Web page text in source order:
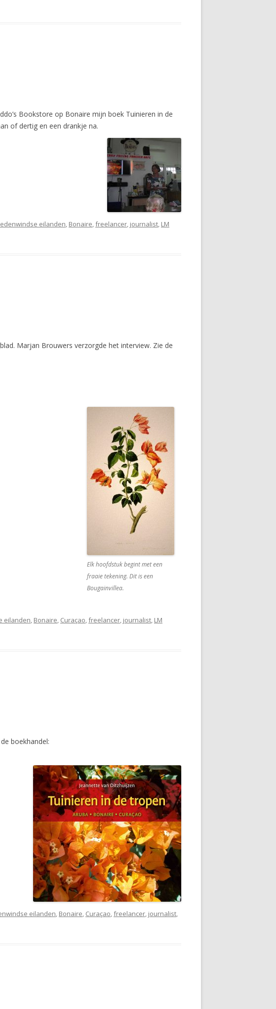
Bookstore op Bonaire mijn boek Tuinieren in de
of dertig en een drankje na.
eilanden, Bonaire,freelancer, journalist, LM
Marjan Brouwers verzorgde het interview. Zie de
Elk hoofdstuk begint met een
fraaie tekening. Dit is een
Bougainvillea.
eilanden, Bonaire, Curaçao,freelancer, journalist, LM
boekhandel:
eilanden, Bonaire, Curaçao,freelancer, journalist,